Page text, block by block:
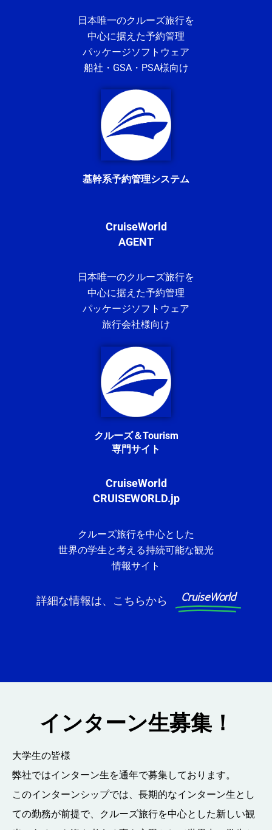
日本唯一のクルーズ旅行を
中心に据えた予約管理
パッケージソフトウェア
船社・GSA・PSA様向け
基幹系予約管理システム
CruiseWorld
AGENT
日本唯一のクルーズ旅行を
中心に据えた予約管理
パッケージソフトウェア
旅行会社様向け
クルーズ＆Tourism
専門サイト
CruiseWorld
CRUISEWORLD.jp
クルーズ旅行を中心とした
世界の学生と考える持続可能な観光
情報サイト
詳細な情報は、こちらから CruiseWorld
インターン生募集！
大学生の皆様
弊社ではインターン生を通年で募集しております。
このインターンシップでは、長期的なインターン生とし
ての勤務が前提で、クルーズ旅行を中心とした新しい観